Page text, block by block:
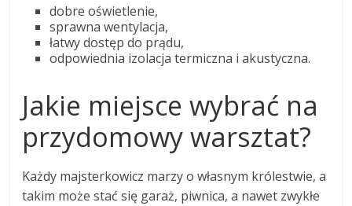
dobre oświetlenie,
sprawna wentylacja,
łatwy dostęp do prądu,
odpowiednia izolacja termiczna i akustyczna.
Jakie miejsce wybrać na
przydomowy warsztat?
Każdy majsterkowicz marzy o własnym królestwie, a
takim może stać się garaż, piwnica, a nawet zwykłe